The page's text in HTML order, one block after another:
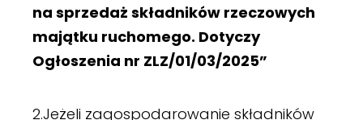
na sprzedaż składników rzeczowych
majątku ruchomego. Dotyczy
Ogłoszenia nr ZLZ/01/03/2025”
2.Jeżeli zagospodarowanie składników